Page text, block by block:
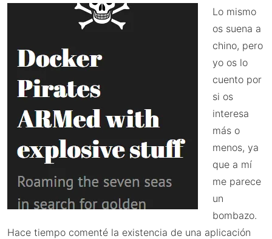
Orange
Pi
Lo mismo
os suena a
chino, pero
yo os lo
cuento por
si os
interesa
más o
menos, ya
que a mí
me parece
un
bombazo.
Hace tiempo comenté la existencia de una aplicación